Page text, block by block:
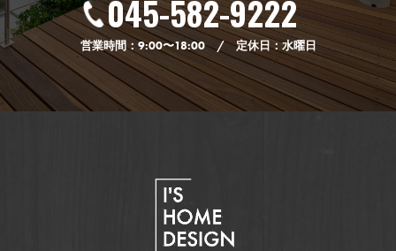
045-582-9222
営業時間：9:00〜18:00 / 定休日：水曜日